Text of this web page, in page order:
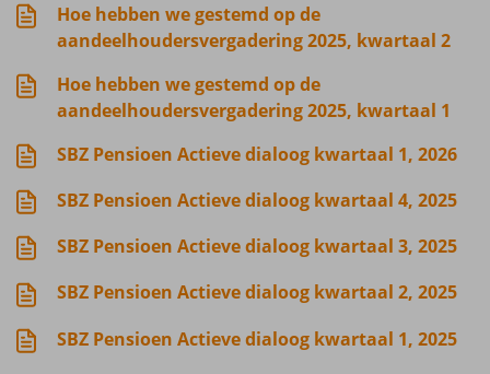
Hoe hebben we gestemd op de
aandeelhoudersvergadering 2025, kwartaal 2
Hoe hebben we gestemd op de
aandeelhoudersvergadering 2025, kwartaal 1
SBZ Pensioen Actieve dialoog kwartaal 1, 2026
SBZ Pensioen Actieve dialoog kwartaal 4, 2025
SBZ Pensioen Actieve dialoog kwartaal 3, 2025
SBZ Pensioen Actieve dialoog kwartaal 2, 2025
SBZ Pensioen Actieve dialoog kwartaal 1, 2025